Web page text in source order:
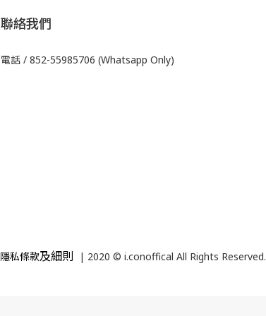
聯絡我們
電話 / 852-55985706 (Whatsapp Only)
隱私條款及細則 | 2020 © i.conoffical All Rights Reserved.